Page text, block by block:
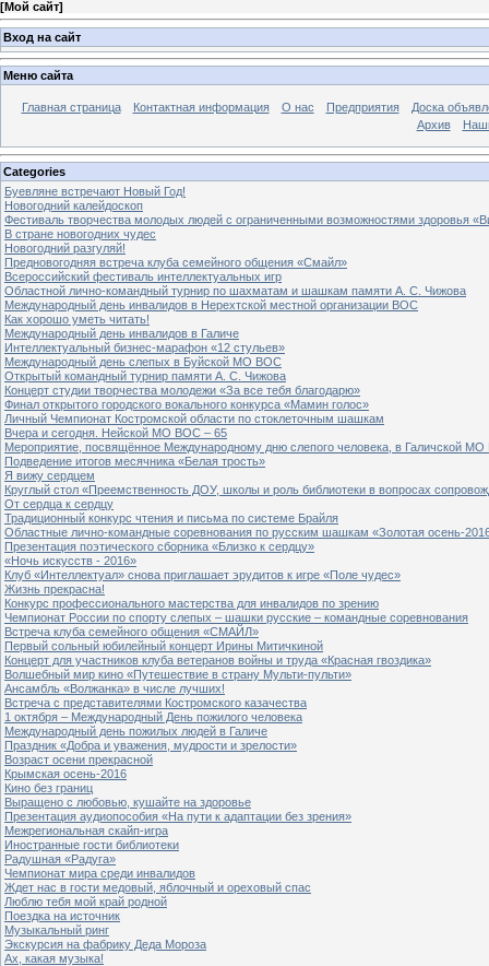
[Мой сайт]
Вход на сайт
Меню сайта
Главная страница Контактная информация О нас Предприятия
Доска
Архив
Categories
Буевляне встречают Новый Год!
Новогодний калейдоскоп
Фестиваль творчества молодых людей с ограниченными возможностями здоровья
В стране новогодних чудес
Новогодний разгуляй!
Предновогодняя встреча клуба семейного общения «Смайл»
Всероссийский фестиваль интеллектуальных игр
Областной лично-командный турнир по шахматам и шашкам памяти А. С. Чижова
Международный день инвалидов в Нерехтской местной организации ВОС
Как хорошо уметь читать!
Международный день инвалидов в Галиче
Интеллектуальный бизнес-марафон «12 стульев»
Международный день слепых в Буйской МО ВОС
Открытый командный турнир памяти А. С. Чижова
Концерт студии творчества молодежи «За все тебя благодарю»
Финал открытого городского вокального конкурса «Мамин голос»
Личный Чемпионат Костромской области по стоклеточным шашкам
Вчера и сегодня. Нейской МО ВОС – 65
Мероприятие, посвящённое Международному дню слепого человека, в Галичской
Подведение итогов месячника «Белая трость»
Я вижу сердцем
Круглый стол «Преемственность ДОУ, школы и роль библиотеки в вопросах
От сердца к сердцу
Традиционный конкурс чтения и письма по системе Брайля
Областные лично-командные соревнования по русским шашкам «Золотая осень-
Презентация поэтического сборника «Близко к сердцу»
«Ночь искусств - 2016»
Клуб «Интеллектуал» снова приглашает эрудитов к игре «Поле чудес»
Жизнь прекрасна!
Конкурс профессионального мастерства для инвалидов по зрению
Чемпионат России по спорту слепых – шашки русские – командные соревнования
Встреча клуба семейного общения «СМАЙЛ»
Первый сольный юбилейный концерт Ирины Митичкиной
Концерт для участников клуба ветеранов войны и труда «Красная гвоздика»
Волшебный мир кино «Путешествие в страну Мульти-пульти»
Ансамбль «Волжанка» в числе лучших!
Встреча с представителями Костромского казачества
1 октября – Международный День пожилого человека
Международный день пожилых людей в Галиче
Праздник «Добра и уважения, мудрости и зрелости»
Возраст осени прекрасной
Крымская осень-2016
Кино без границ
Выращено с любовью, кушайте на здоровье
Презентация аудиопособия «На пути к адаптации без зрения»
Межрегиональная скайп-игра
Иностранные гости библиотеки
Радушная «Радуга»
Чемпионат мира среди инвалидов
Ждет нас в гости медовый, яблочный и ореховый спас
Люблю тебя мой край родной
Поездка на источник
Музыкальный ринг
Экскурсия на фабрику Деда Мороза
Ах, какая музыка!